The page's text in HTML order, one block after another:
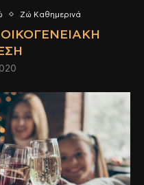
Ζώ Καθημερινά